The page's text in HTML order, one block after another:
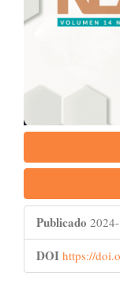
Publicado
DOI https://